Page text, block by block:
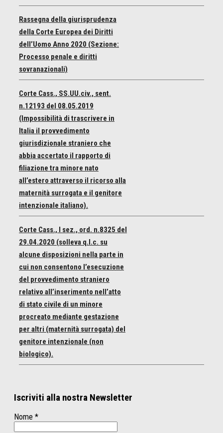
Rassegna della giurisprudenza
della Corte Europea dei Diritti
dell’Uomo Anno 2020 (Sezione:
Processo penale e diritti
sovranazionali)
Corte Cass., SS.UU.civ., sent.
n.12193 del 08.05.2019
(Impossibilità di trascrivere in
Italia il provvedimento
giurisdizionale straniero che
abbia accertato il rapporto di
filiazione tra minore nato
all’estero attraverso il ricorso alla
maternità surrogata e il genitore
intenzionale italiano).
Corte Cass., I sez., ord. n.8325 del
29.04.2020 (solleva q.l.c. su
alcune disposizioni nella parte in
cui non consentono l’esecuzione
del provvedimento straniero
relativo all’inserimento nell’atto
di stato civile di un minore
procreato mediante gestazione
per altri (maternità surrogata) del
genitore intenzionale (non
biologico).
Iscriviti alla nostra Newsletter
Nome *